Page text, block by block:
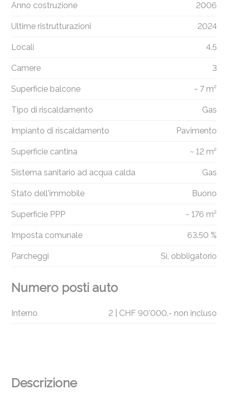
Descrizione
Anno costruzione 2006
Ultime ristrutturazioni 2024
Locali 4.5
Camere 3
Superficie balcone ~ 7 m²
Tipo di riscaldamento Gas
Impianto di riscaldamento Pavimento
Superficie cantina ~ 12 m²
Sistema sanitario ad acqua calda Gas
Stato dell'immobile Buono
Superficie PPP ~ 176 m²
Imposta comunale 63.50 %
Parcheggi Sì, obbligatorio
Numero posti auto
Interno 2 | CHF 90'000.- non incluso